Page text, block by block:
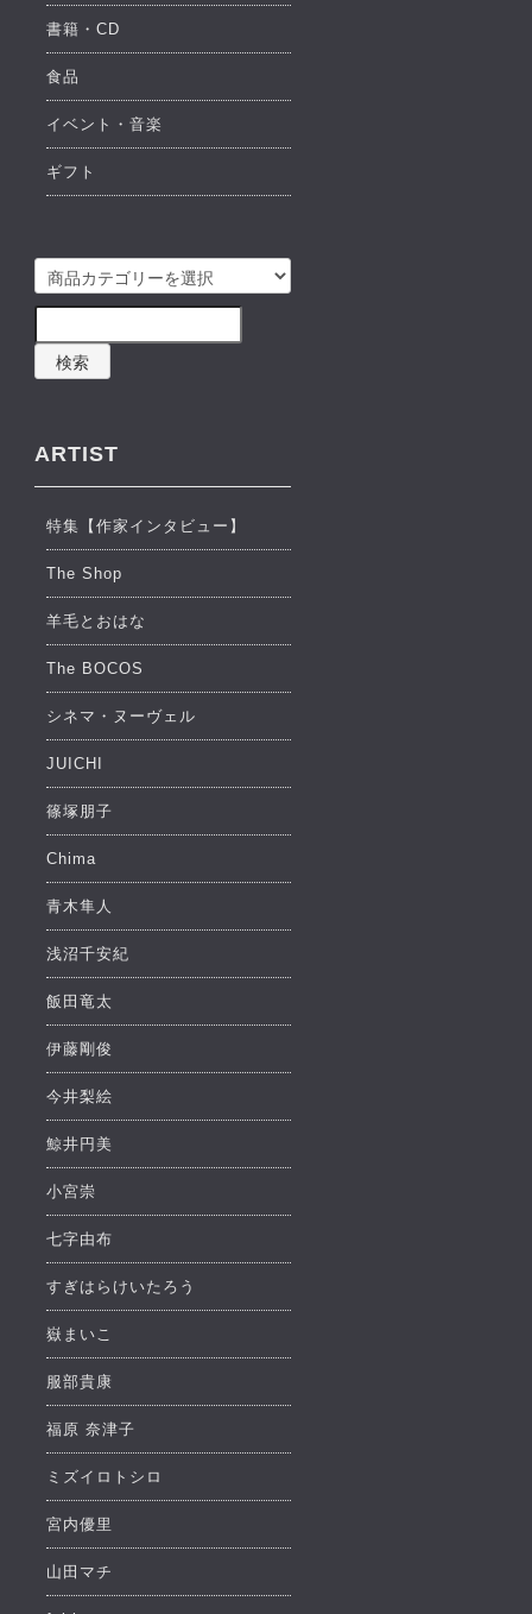
書籍・CD
食品
イベント・音楽
ギフト
検索
ARTIST
特集【作家インタビュー】
The Shop
羊毛とおはな
The BOCOS
シネマ・ヌーヴェル
JUICHI
篠塚朋子
Chima
青木隼人
浅沼千安紀
飯田竜太
伊藤剛俊
今井梨絵
鯨井円美
小宮崇
七字由布
すぎはらけいたろう
嶽まいこ
服部貴康
福原 奈津子
ミズイロトシロ
宮内優里
山田マチ